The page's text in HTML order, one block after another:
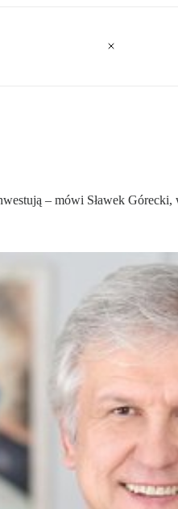
– mówi Sławek